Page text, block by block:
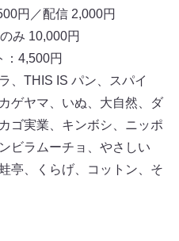
円／配信 2,000円
み 10,000円
：4,500円
、THIS IS パン、スパイ
ゲヤマ、いぬ、大自然、ダ
ゴ実業、キンボシ、ニッポ
ビラムーチョ、やさしい
亭、くらげ、コットン、そ